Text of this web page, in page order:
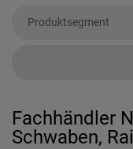
Produktsegment
Fachhändler
Schwaben,